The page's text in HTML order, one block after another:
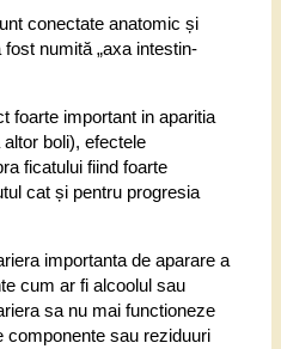
conectate anatomic și
numită „axa intestin-
foarte important in aparitia
boli), efectele
ficatului fiind foarte
cat și pentru progresia
importanta de aparare a
cum ar fi alcoolul sau
sa nu mai functioneze
componente sau reziduuri